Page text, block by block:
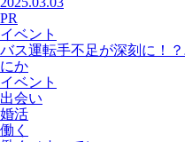
PR
イベント
バス運転手不足が深刻に！
にか
イベント
出会い
婚活
働く